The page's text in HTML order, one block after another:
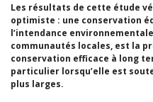
Les résultats de cette étude
optimiste : une conservation
l’intendance
communautés locales, est la
conservation efficace à long
particulier lorsqu’elle est
plus larges.